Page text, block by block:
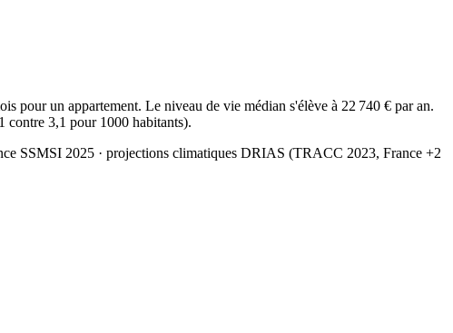
pour un appartement. Le niveau de vie médian s'élève à 22 740 € par an.
contre 3,1 pour 1000 habitants).
SSMSI 2025 · projections climatiques DRIAS (TRACC 2023, France +2